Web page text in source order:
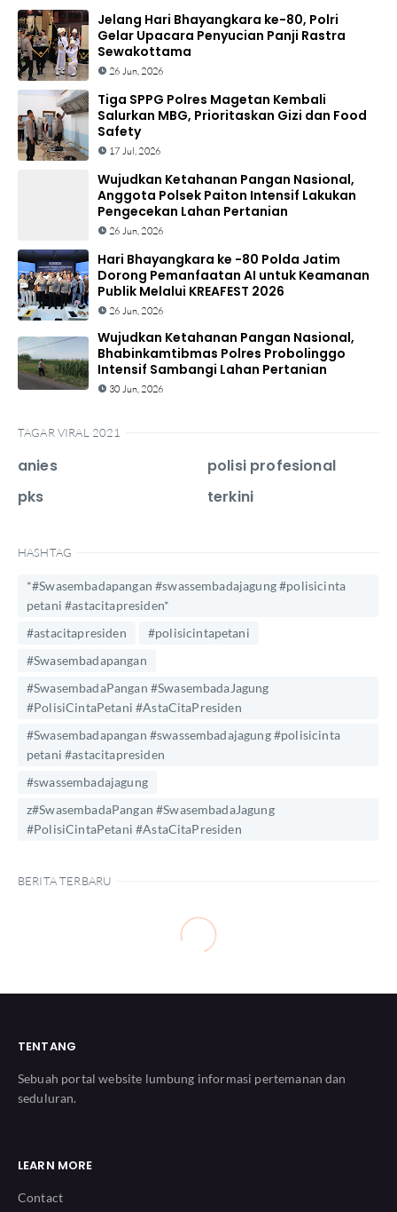
Jelang Hari Bhayangkara ke-80, Polri
Gelar Upacara Penyucian Panji Rastra
Sewakottama
26 Jun, 2026
Tiga SPPG Polres Magetan Kembali
Salurkan MBG, Prioritaskan Gizi dan Food
Safety
17 Jul, 2026
Wujudkan Ketahanan Pangan Nasional,
Anggota Polsek Paiton Intensif Lakukan
Pengecekan Lahan Pertanian
26 Jun, 2026
Hari Bhayangkara ke -80 Polda Jatim
Dorong Pemanfaatan AI untuk Keamanan
Publik Melalui KREAFEST 2026
26 Jun, 2026
Wujudkan Ketahanan Pangan Nasional,
Bhabinkamtibmas Polres Probolinggo
Intensif Sambangi Lahan Pertanian
30 Jun, 2026
TAGAR VIRAL 2021
anies
pks
polisi profesional
terkini
HASHTAG
*#Swasembadapangan #swassembadajagung #polisicinta
petani #astacitapresiden*
#astacitapresiden
#polisicintapetani
#Swasembadapangan
#SwasembadaPangan #SwasembadaJagung
#PolisiCintaPetani #AstaCitaPresiden
#Swasembadapangan #swassembadajagung #polisicinta
petani #astacitapresiden
#swassembadajagung
z#SwasembadaPangan #SwasembadaJagung
#PolisiCintaPetani #AstaCitaPresiden
BERITA TERBARU
TENTANG
Sebuah portal website lumbung informasi pertemanan dan
seduluran.
LEARN MORE
Contact